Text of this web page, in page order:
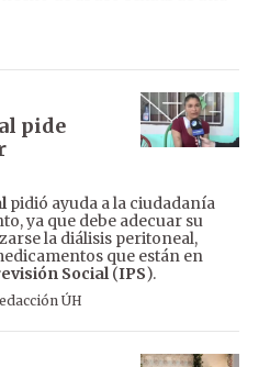
pide
pidió ayuda a la ciudadanía
ya que debe adecuar su
la diálisis peritoneal,
que están en
Social(IPS).
ÚH